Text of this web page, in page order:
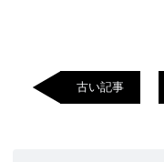
古い記事